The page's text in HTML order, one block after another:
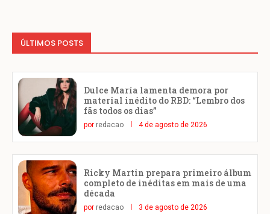
ÚLTIMOS POSTS
Dulce María lamenta demora por
material inédito do RBD: “Lembro dos
fãs todos os dias”
por redacao 4 de agosto de 2026
Ricky Martin prepara primeiro álbum
completo de inéditas em mais de uma
década
por redacao 3 de agosto de 2026